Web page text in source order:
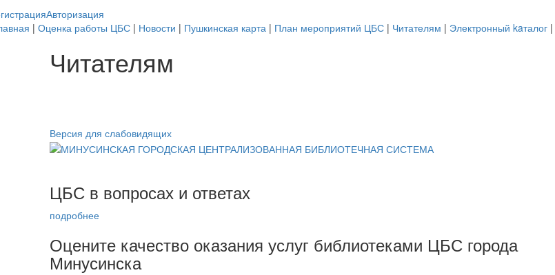
Авторизация
| Оценка работы ЦБС | Новости | Пушкинская карта | План мероприятий ЦБС | Читателям | Электронный kaталог |
Читателям
Версия для слабовидящих
ЦБС в вопросах и ответах
подробнее
Оцените качество оказания услуг библиотеками ЦБС города
Минусинска